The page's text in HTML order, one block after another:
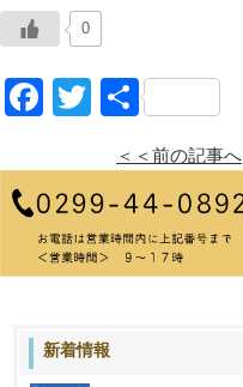
0
Facebook
Twitter
共
＜＜前の記事へ
新着情報